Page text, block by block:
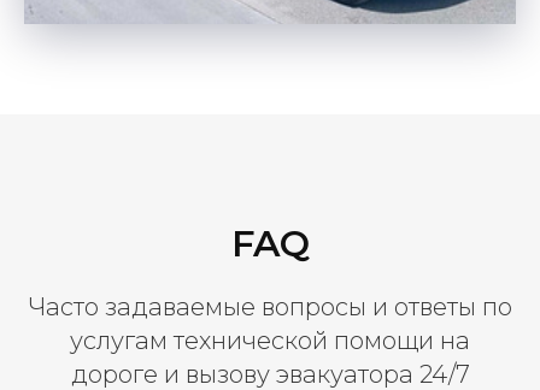
FAQ
Часто задаваемые вопросы и ответы по
услугам технической помощи на
дороге и вызову эвакуатора 24/7